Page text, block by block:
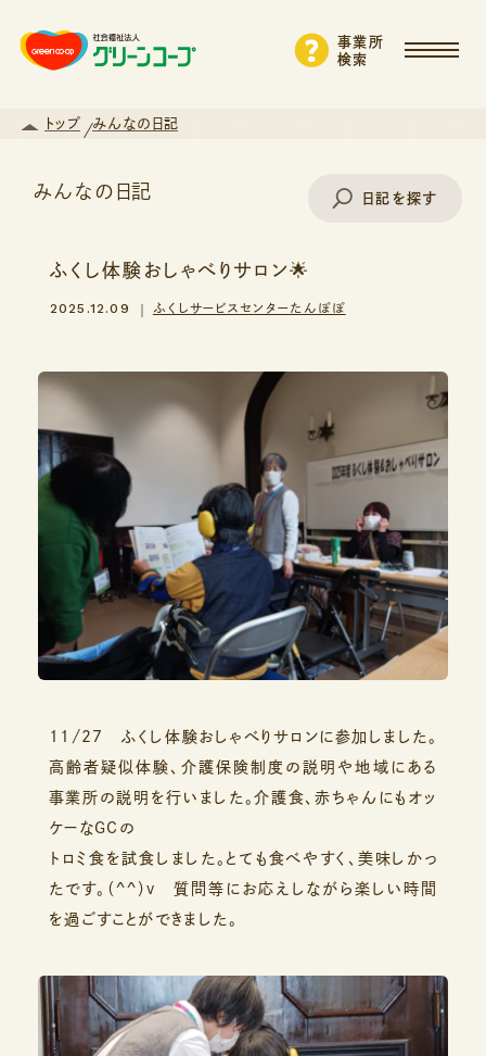
事業所
検索
トップ みんなの日記
みんなの日記 日記を探す
エリアから探す
支援・サービスから探す
ふくし体験おしゃべりサロン🌟
2025.12.09 ふくしサービスセンターたんぽぽ
11/27 ふくし体験おしゃべりサロンに参加しました。
高齢者疑似体験、介護保険制度の説明や地域にある
事業所の説明を行いました。介護食、赤ちゃんにもオッ
ケーなGCの
トロミ食を試食しました。とても食べやすく、美味しかっ
たです。（^^）v 質問等にお応えしながら楽しい時間
を過ごすことができました。